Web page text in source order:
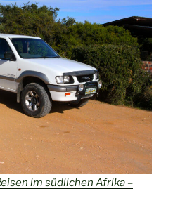
im südlichen Afrika –